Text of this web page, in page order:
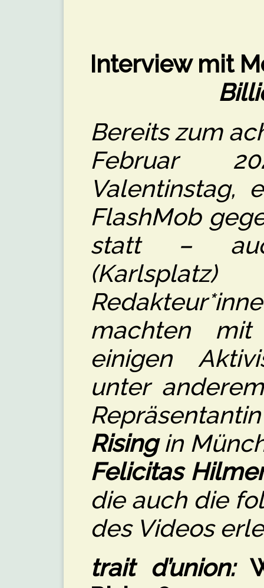
Interview mit
Bereits zum
Februar
Valentinstag,
FlashMob
statt –
machten
einigen
unter
Risingin
Felicitas
die auch die
des Videos
trait d’union: